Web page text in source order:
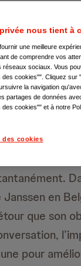
Maria
d’un
en
que son
pour
nous tient à
une meilleure
de comprendre vos
réseaux sociaux. Vous
des cookies"". Cliquez sur
la navigation
partages de données
cookies"" et à notre
des cookies